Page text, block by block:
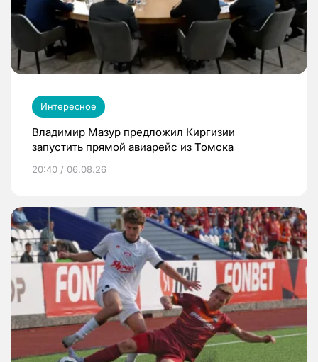
Интересное
Владимир Мазур предложил Киргизии
запустить прямой авиарейс из Томска
20:40 / 06.08.26